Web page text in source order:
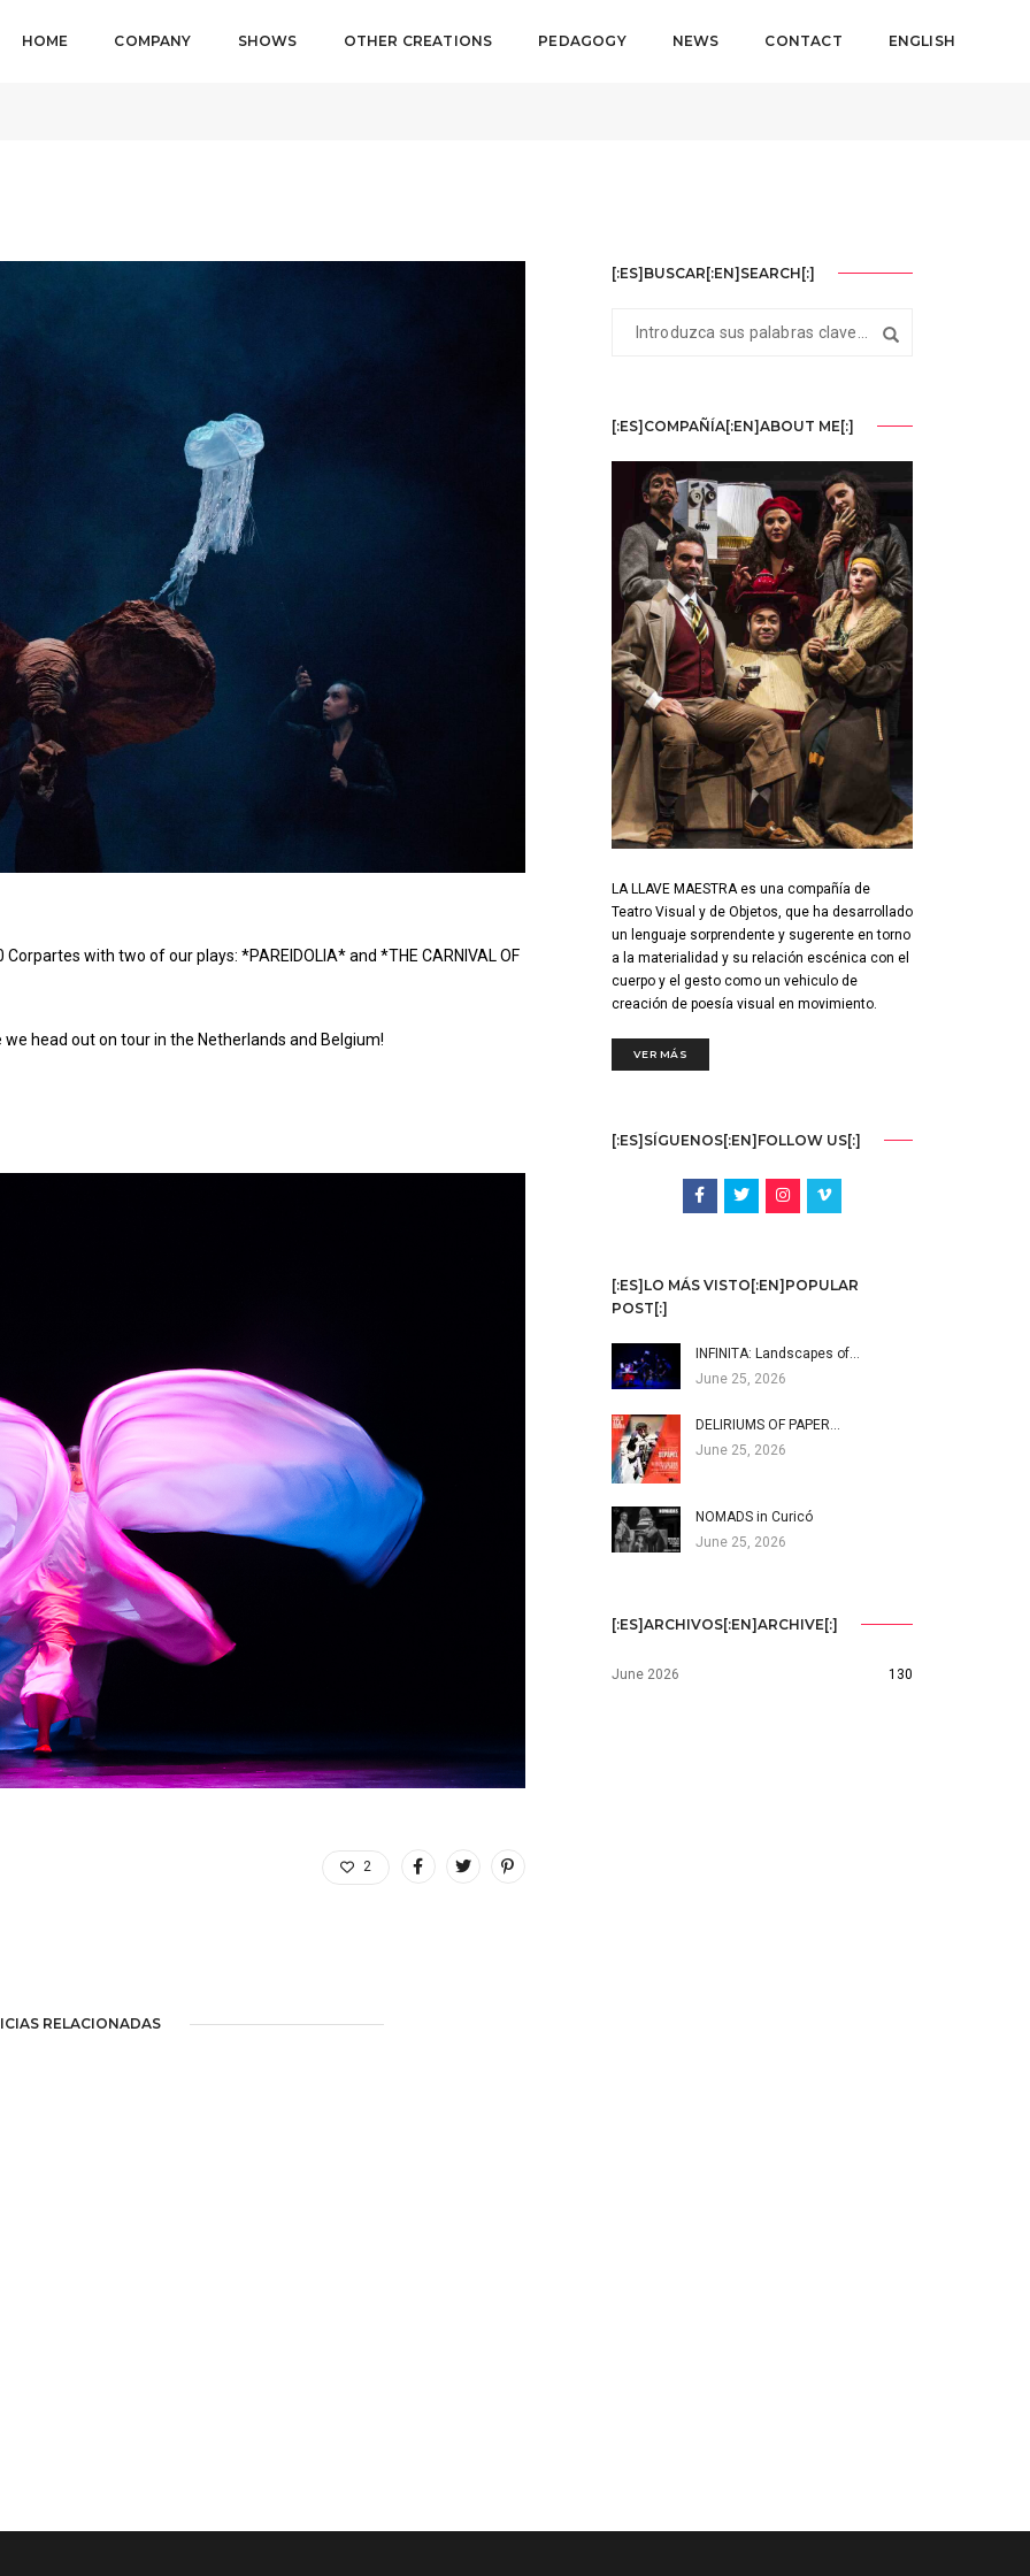
HOME COMPANY SHOWS OTHER CREATIONS PEDAGOGY NEWS CONTACT ENGLISH
CA660
with two of our plays: *PAREIDOLIA* and *THE CARNIVAL OF
head out on tour in the Netherlands and Belgium!
2
RELACIONADAS
[:ES]BUSCAR[:EN]SEARCH[:]
[:ES]COMPAÑÍA[:EN]ABOUT ME[:]
LA LLAVE MAESTRA es una compañía de
Teatro Visual y de Objetos, que ha desarrollado
un lenguaje sorprendente y sugerente en torno
a la materialidad y su relación escénica con el
cuerpo y el gesto como un vehiculo de
creación de poesía visual en movimiento.
VER MÁS
[:ES]SÍGUENOS[:EN]FOLLOW US[:]
[:ES]LO MÁS VISTO[:EN]POPULAR
POST[:]
INFINITA: Landscapes of…
June 25, 2026
DELIRIUMS OF PAPER…
June 25, 2026
NOMADS in Curicó
June 25, 2026
[:ES]ARCHIVOS[:EN]ARCHIVE[:]
June 2026 130